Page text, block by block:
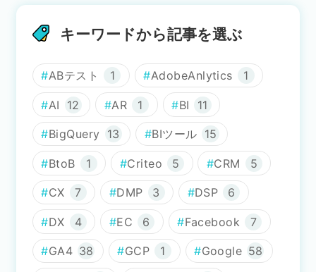
キーワードから記事を選ぶ
ABテスト 1 AdobeAnlytics 1
AI 12 AR 1 BI 11
BigQuery 13 BIツール 15
BtoB 1 Criteo 5 CRM 5
CX 7 DMP 3 DSP 6
DX 4 EC 6 Facebook 7
GA4 38 GCP 1 Google 58